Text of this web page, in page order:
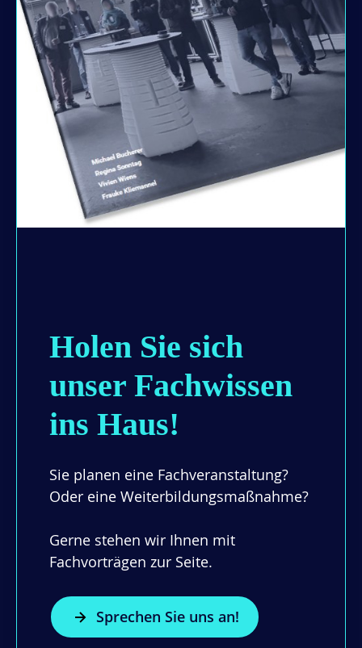
Holen Sie sich
unser Fachwissen
ins Haus!
Sie planen eine Fachveranstaltung?
Oder eine Weiterbildungsmaßnahme?
Gerne stehen wir Ihnen mit
Fachvorträgen zur Seite.
Sprechen Sie uns an!